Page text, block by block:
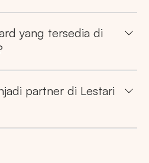
yang tersedia di
partner di Lestari